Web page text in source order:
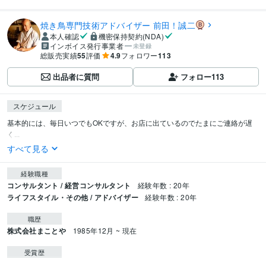
焼き鳥専門技術アドバイザー 前田！誠二
本人確認
機密保持契約(NDA)
インボイス発行事業者
未登録
総販売実績55評価 4.9フォロワー113
出品者に質問 フォロー113
スケジュール
基本的には、毎日いつでもOKですが、お店に出ているのでたまにご連絡が遅
く...
すべて見る
経験職種
コンサルタント / 経営コンサルタント 経験年数 : 20年
ライフスタイル・その他 / アドバイザー 経験年数 : 20年
職歴
株式会社まことや 1985年12月 ~ 現在
受賞歴